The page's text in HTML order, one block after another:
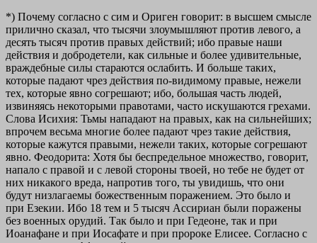
*) Почему согласно с сим и Opигeн говорит: в высшем смысле
прилично сказал, что тысячи злоумышляют против левого, а
десять тысяч против правых действий; ибо правые наши
действия и добродетели, как сильные и более удивительные,
враждебные силы стараются ослабить. И больше таких,
которые падают чрез действия по-видимому правые, нежели
тех, которые явно согрешают; ибо, большая часть людей,
извиняясь некоторыми правотами, часто искушаются грехами.
Слова Исихия: Тьмы нападают на правых, как на сильнейших;
впрочем весьма мнoгиe более падают чрез такие действия,
которые кажутся правыми, нежели таких, которые согрешают
явно. Феодорита: Хотя бы беспредельное множество, говорит,
напало с правой и с левой стороны твоей, но тебе не будет от
них никакого вреда, напротив того, ты увидишь, что они
будут низлагаемы божественным поражением. Это было и
при Езекии. Ибо 18 тем и 5 тысяч Ассириан были поражены
без военных орудий. Так было и при Гедеоне, так и при
Иоанафане и при Иосафате и при пророке Елисее. Согласно с